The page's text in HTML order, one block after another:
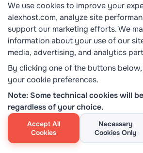
Si votre application gère des
intensives en calcul (inférence ML,
opérations sur de grands
qui provoquent des crashes
vos processus de serveur web,
courante de crashes en cours de
Étape 9 : Examiner les règles
de sécurité de Cloudflare
Les propres fonctionnalités de
We use cookies to improve your
alexhost.com, analyze site
support our marketing efforts. We
information about your use of our
media, advertising, and analytics
By clicking one of the buttons
your cookie preferences.
Note: Some technical cookies will
regardless of your choice.
Accept All
Cookies
Necessary
Cookies Only